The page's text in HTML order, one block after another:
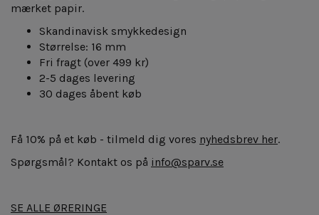
mærket papir.
Skandinavisk smykkedesign
Størrelse: 16 mm
Fri fragt (over 499 kr)
2-5 dages levering
30 dages åbent køb
Få 10% på et køb - tilmeld dig vores nyhedsbrev her.
Spørgsmål? Kontakt os på info@sparv.se
SE ALLE ØRERINGE